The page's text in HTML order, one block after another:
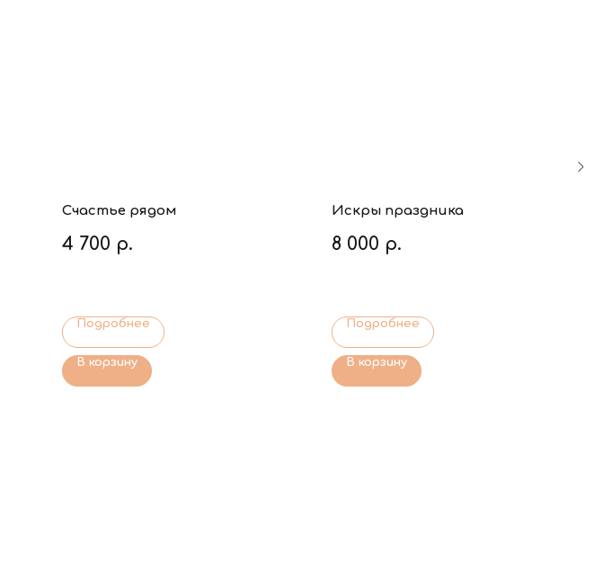
Счастье рядом
4 700 р.
Подробнее
В корзину
Искры праздника
8 000 р.
Подробнее
В корзину